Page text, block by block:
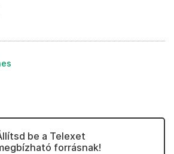
be a Telexet
forrásnak!